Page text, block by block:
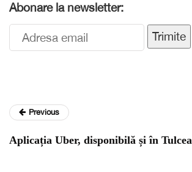
Abonare la newsletter:
Trimite
Previous
Aplicația Uber, disponibilă și în Tulcea